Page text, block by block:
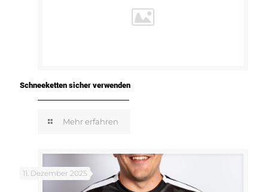
Schneeketten sicher verwenden
Mehr erfahren
11. Dezember 2025